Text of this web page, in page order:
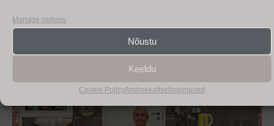
Manage options
Nõustu
Keeldu
Cookie PolicyAndmekaitsetingimused